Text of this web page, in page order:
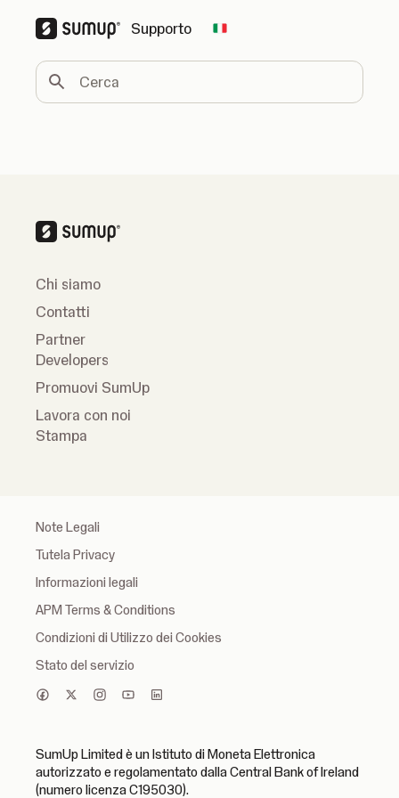
Supporto Change country
Cerca
Chi siamo
Contatti
Partner
Developers
Promuovi SumUp
Lavora con noi
Stampa
Note Legali
Tutela Privacy
Informazioni legali
APM Terms & Conditions
Condizioni di Utilizzo dei Cookies
Stato del servizio
SumUp Limited è un Istituto di Moneta Elettronica
autorizzato e regolamentato dalla Central Bank of Ireland
(numero licenza C195030).